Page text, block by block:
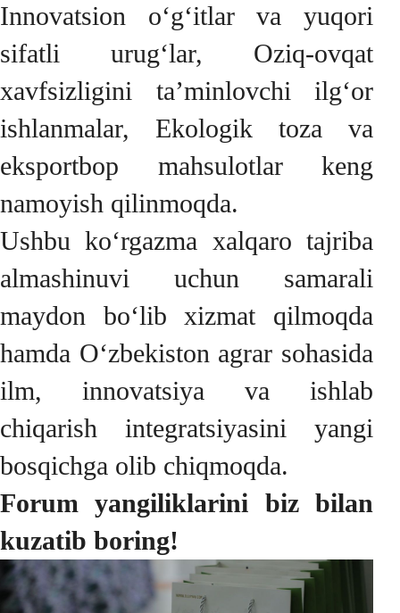
Innovatsion o‘g‘itlar va yuqori
sifatli urug‘lar, Oziq-ovqat
xavfsizligini ta’minlovchi ilg‘or
ishlanmalar, Ekologik toza va
eksportbop mahsulotlar keng
namoyish qilinmoqda.
Ushbu ko‘rgazma xalqaro tajriba
almashinuvi uchun samarali
maydon bo‘lib xizmat qilmoqda
hamda O‘zbekiston agrar sohasida
ilm, innovatsiya va ishlab
chiqarish integratsiyasini yangi
bosqichga olib chiqmoqda.
Forum yangiliklarini biz bilan
kuzatib boring!